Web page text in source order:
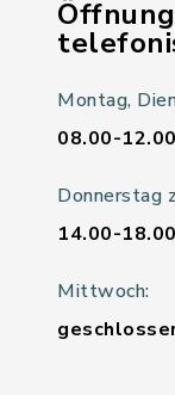
Montag,
08.00-
Donnerstag
14.00-
Mittwoch: